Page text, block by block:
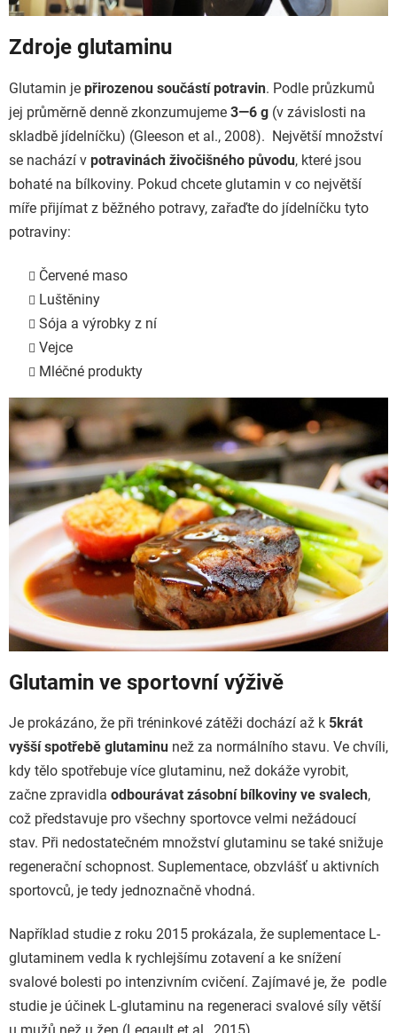
Zdroje glutaminu
Glutamin je přirozenou součástí potravin. Podle průzkumů
jej průměrně denně zkonzumujeme 3—6 g (v závislosti na
skladbě jídelníčku) (Gleeson et al., 2008). Největší množství
se nachází v potravinách živočišného původu, které jsou
bohaté na bílkoviny. Pokud chcete glutamin v co největší
míře přijímat z běžného potravy, zařaďte do jídelníčku tyto
potraviny:
Červené maso
Luštěniny
Sója a výrobky z ní
Vejce
Mléčné produkty
Glutamin ve sportovní výživě
Je prokázáno, že při tréninkové zátěži dochází až k 5krát
vyšší spotřebě glutaminu než za normálního stavu. Ve chvíli,
kdy tělo spotřebuje více glutaminu, než dokáže vyrobit,
začne zpravidla odbourávat zásobní bílkoviny ve svalech,
což představuje pro všechny sportovce velmi nežádoucí
stav. Při nedostatečném množství glutaminu se také snižuje
regenerační schopnost. Suplementace, obzvlášť u aktivních
sportovců, je tedy jednoznačně vhodná.
Například studie z roku 2015 prokázala, že suplementace L-
glutaminem vedla k rychlejšímu zotavení a ke snížení
svalové bolesti po intenzivním cvičení. Zajímavé je, že podle
studie je účinek L-glutaminu na regeneraci svalové síly větší